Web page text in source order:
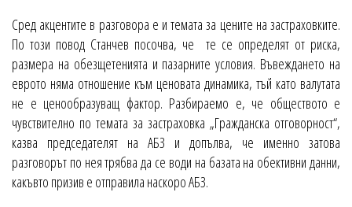
Сред акцентите в разговора е и темата за цените на застраховките.
По този повод Станчев посочва, че те се определят от риска,
размера на обезщетенията и пазарните условия. Въвеждането на
еврото няма отношение към ценовата динамика, тъй като валутата
не е ценообразуващ фактор. Разбираемо е, че обществото е
чувствително по темата за застраховка „Гражданска отговорност“,
казва председателят на АБЗ и допълва, че именно затова
разговорът по нея трябва да се води на базата на обективни данни,
какъвто призив е отправила наскоро АБЗ.